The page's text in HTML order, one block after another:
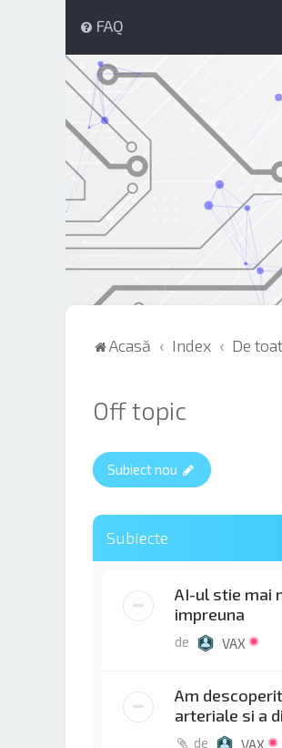
FAQ
Acasă Index De
Off topic
Subiect nou
Subiecte
AI-ul stie mai
impreuna
de VAX
Am
arteriale si a
de VAX